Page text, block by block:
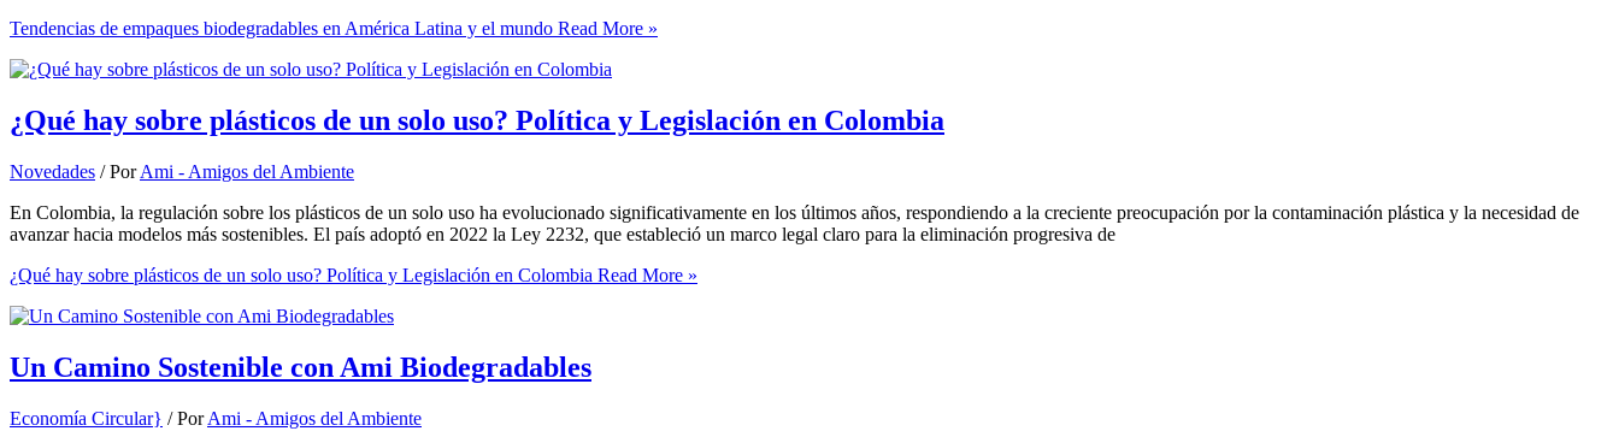
Tendencias de empaques biodegradables en América Latina y el mundo Read More »
¿Qué hay sobre plásticos de un solo uso? Política y Legislación en Colombia
Novedades / PorAmi - Amigos del Ambiente
En Colombia, la regulación sobre los plásticos de un solo uso ha evolucionado significativamente en los últimos años, respondiendo a la creciente preocupación por la contaminación plástica y la necesidad de
avanzar hacia modelos más sostenibles. El país adoptó en 2022 la Ley 2232, que estableció un marco legal claro para la eliminación progresiva de
¿Qué hay sobre plásticos de un solo uso? Política y Legislación en Colombia Read More »
Un Camino Sostenible con Ami Biodegradables
Economía Circular} / PorAmi - Amigos del Ambiente